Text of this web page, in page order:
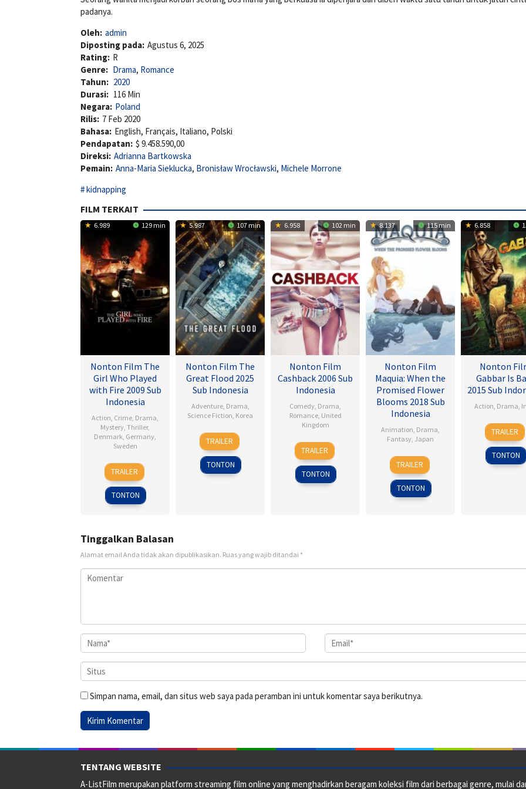
padanya.
Oleh: admin
Diposting pada: Agustus 6, 2025
Rating: R
Genre: Drama, Romance
Tahun: 2020
Durasi: 116 Min
Negara: Poland
Rilis: 7 Feb 2020
Bahasa: English, Français, Italiano, Polski
Pendapatan: $ 9.458.590,00
Direksi: Adrianna Bartkowska
Pemain: Anna-Maria Sieklucka, Bronisław Wrocławski, Michele Morrone
kidnapping
FILM TERKAIT
6.989 129 min
Nonton Film The
Girl Who Played
with Fire 2009 Sub
Indonesia
Action Crime Drama
Mystery Thriller,
Denmark Germany
Sweden
18
Sep
2009
Daniel
Alfredson
TRAILER
TONTON
5.987 107 min
Nonton Film The
Great Flood 2025
Sub Indonesia
Adventure, Drama
Science Fiction Korea
18
Sep
2025
Kim
Byung-
woo
TRAILER
TONTON
6.958 102 min
Nonton Film
Cashback 2006 Sub
Indonesia
Comedy Drama
Romance, United
Kingdom
17
Jan
2007
Sean
Ellis
TRAILER
TONTON
8.137 115 min
Nonton Film
Maquia: When the
Promised Flower
Blooms 2018 Sub
Indonesia
Animation Drama
Fantasy Japan
24
Feb
2018
Heo
Jong
TRAILER
TONTON
6.858
Nonton
Gabbar Is
2015 Sub
Action Drama
1
May
2015
TRAILER
TONTON
Tinggalkan Balasan
Alamat email Anda tidak akan dipublikasikan. Ruas yang wajib ditandai *
Simpan nama, email, dan situs web saya pada peramban ini untuk komentar saya berikutnya.
TENTANG WEBSITE
A-ListFilm merupakan platform streaming film online yang menghadirkan beragam koleksi film dari berbagai genre, mulai